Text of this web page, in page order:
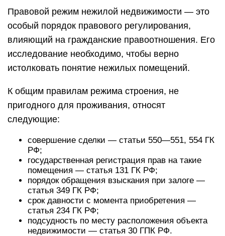
Правовой режим нежилой недвижимости — это
особый порядок правового регулирования,
влияющий на гражданские правоотношения. Его
исследование необходимо, чтобы верно
истолковать понятие нежилых помещений.
К общим правилам режима строения, не
пригодного для проживания, относят
следующие:
совершение сделки — статьи 550—551, 554 ГК
РФ;
государственная регистрация прав на такие
помещения — статья 131 ГК РФ;
порядок обращения взыскания при залоге —
статья 349 ГК РФ;
срок давности с момента приобретения —
статья 234 ГК РФ;
подсудность по месту расположения объекта
недвижимости — статья 30 ГПК РФ.